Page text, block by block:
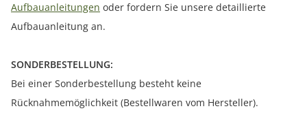
Aufbauanleitungen oder fordern Sie unsere detaillierte
Aufbauanleitung an.
SONDERBESTELLUNG:
Bei einer Sonderbestellung besteht keine
Rücknahmemöglichkeit (Bestellwaren vom Hersteller).